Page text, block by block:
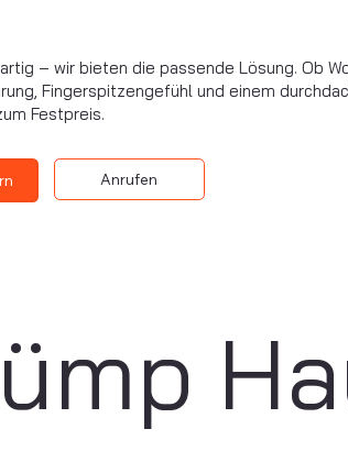
– wir bieten die passende Lösung. Ob
Fingerspitzengefühl und einem
Festpreis.
Anrufen